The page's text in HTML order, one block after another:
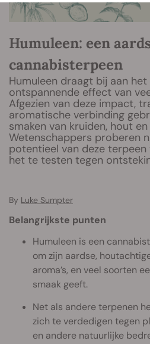
Humuleen: een
cannabisterpeen
Humuleen draagt bij aan
ontspannende effect van
Afgezien van deze impact,
aromatische verbinding
smaken van kruiden, hout
Wetenschappers proberen
potentieel van deze
het te testen tegen
By Luke Sumpter
Belangrijkste punten
Humuleen is een
om zijn aardse,
aroma’s, en veel soorten
smaak geeft.
Net als andere terpenen
zich te verdedigen tegen
en andere natuurlijke